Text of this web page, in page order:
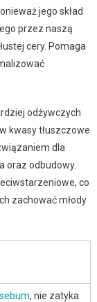
jego skład
przez naszą
cery. Pomaga
odżywczych
kwasy tłuszczowe
dla
oraz odbudowy.
co
zachować młody
, nie zatyka